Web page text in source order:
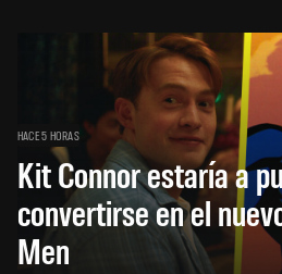
HACE 5 HORAS
Kit Connor estaría a
convertirse en el
Men